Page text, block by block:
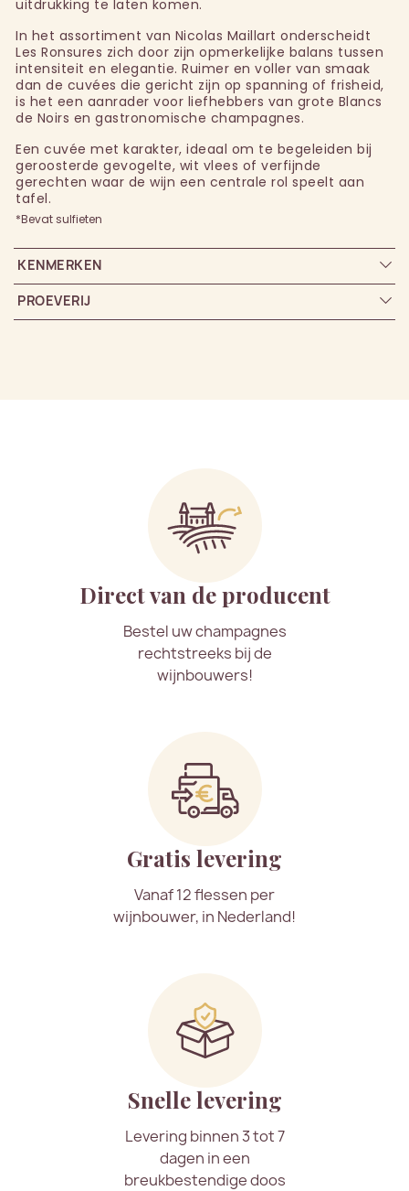
uitdrukking te laten komen.
In het assortiment van Nicolas Maillart onderscheidt
Les Ronsures zich door zijn opmerkelijke balans tussen
intensiteit en elegantie. Ruimer en voller van smaak
dan de cuvées die gericht zijn op spanning of frisheid,
is het een aanrader voor liefhebbers van grote Blancs
de Noirs en gastronomische champagnes.
Een cuvée met karakter, ideaal om te begeleiden bij
geroosterde gevogelte, wit vlees of verfijnde
gerechten waar de wijn een centrale rol speelt aan
tafel.
*Bevat sulfieten
KENMERKEN
PROEVERIJ
Direct van de producent
Bestel uw champagnes
rechtstreeks bij de
wijnbouwers!
Gratis levering
Vanaf 12 flessen per
wijnbouwer, in Nederland!
Snelle levering
Levering binnen 3 tot 7
dagen in een
breukbestendige doos